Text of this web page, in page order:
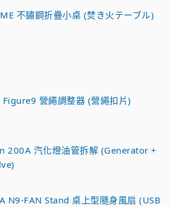
不鏽鋼折疊小桌 (焚き火テーブル)
營繩調整器 (營繩扣片)
200A 汽化燈油管拆解 (Generator +
N9-FAN Stand 桌上型隨身風扇 (USB